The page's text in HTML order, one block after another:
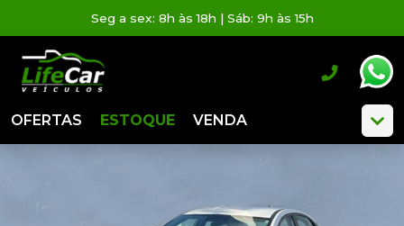
Seg a sex: 8h às 18h | Sáb: 9h às 15h
OFERTAS ESTOQUE VENDA